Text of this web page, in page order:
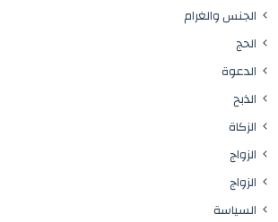
الجنس والغرام
الحج
الدعوة
الذبح
الزكاة
الزواج
الزواج
السياسة